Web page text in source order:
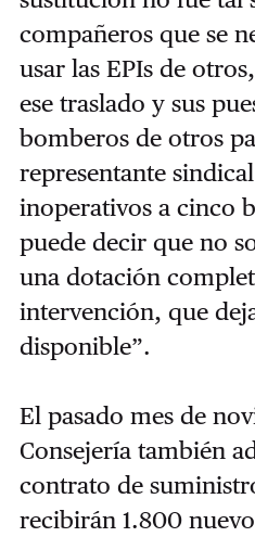
compañeros que se
usar las EPIs de
ese traslado y sus
bomberos de otros
representante
inoperativos a cinco
puede decir que no
una dotación
intervención, que
disponible”.
El pasado mes de
Consejería también
contrato de
recibirán 1.800